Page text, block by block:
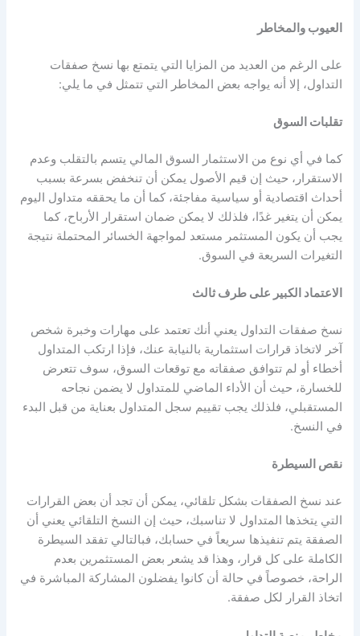
العيوب والمخاطر
على الرغم من العديد من المزايا التي يتمتع بها نسخ صفقات
التداول، إلا أنه يواجه بعض المخاطر التي تتمثل في ما يلي:
تقلبات السوق
كما في أي نوع من الاستثمار السوق المالي يتسم بالتقلب وعدم
الاستقرار، حيث إن قيم الأصول يمكن أن تنخفض بسرعة بسبب
أحداث اقتصادية أو سياسية مفاجئة، كما أن ما يحققه متداول اليوم
يمكن أن يتغير غدًا، فلذلك لا يمكن ضمان استقرار الأرباح، كما
يجب أن يكون المستثمر مستعد لمواجهة الخسائر المحتملة نتيجة
التغيرات السريعة في السوق.
الاعتماد الكبير على طرف ثالث
نسخ صفقات التداول يعني أنك تعتمد على مهارات وخبرة شخص
آخر لاتخاذ قرارات استثمارية بالنيابة عنك، فإذا ارتكب المتداول
أخطاء أو لم تتوافق صفقاته مع توقعات السوق، سوف تتعرض
للخسارة، حيث أن الأداء الماضي للمتداول لا يضمن نجاحه
المستقبلي، فلذلك يجب تقييم سجل المتداول بعناية من قبل البدء
في النسخ.
نقص السيطرة
عند نسخ الصفقات بشكل تلقائي، يمكن أن تجد أن بعض القرارات
التي يتخذها المتداول لا تناسبك، حيث إن النسخ التلقائي يعني أن
الصفقة يتم تنفيذها سريعاً في حسابك، فبالتالي تفقد السيطرة
الكاملة على كل قرار، وهذا قد يشعر بعض المستثمرين بعدم
الراحة، خصوصاً في حالة أن كانوا يفضلون المشاركة المباشرة في
اتخاذ القرار لكل صفقة.